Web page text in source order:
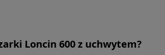
Loncin 600 z uchwytem?